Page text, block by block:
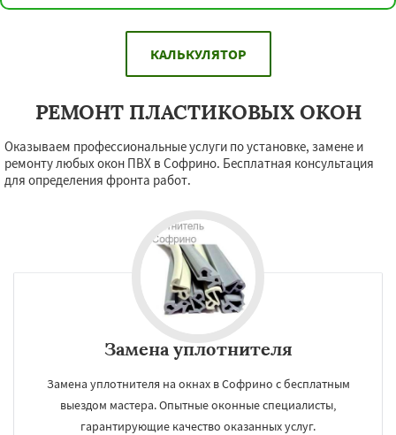
КАЛЬКУЛЯТОР
РЕМОНТ ПЛАСТИКОВЫХ ОКОН
Оказываем профессиональные услуги по установке, замене и
ремонту любых окон ПВХ в Софрино. Бесплатная консультация
для определения фронта работ.
Замена уплотнителя
Замена уплотнителя на окнах в Софрино с бесплатным
выездом мастера. Опытные оконные специалисты,
гарантирующие качество оказанных услуг.